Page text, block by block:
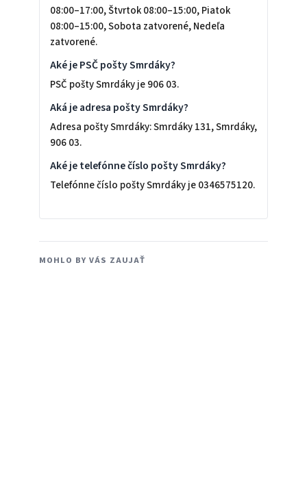
08:00–17:00, Štvrtok 08:00–15:00, Piatok
08:00–15:00, Sobota zatvorené, Nedeľa
zatvorené.
Aké je PSČ pošty Smrdáky?
PSČ pošty Smrdáky je 906 03.
Aká je adresa pošty Smrdáky?
Adresa pošty Smrdáky: Smrdáky 131, Smrdáky,
906 03.
Aké je telefónne číslo pošty Smrdáky?
Telefónne číslo pošty Smrdáky je 0346575120.
MOHLO BY VÁS ZAUJAŤ